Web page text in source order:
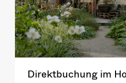
Direktbuchung im